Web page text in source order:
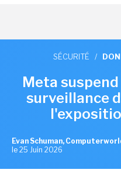
SÉCURITÉ /
Meta
surveillance
Evan Schuman,
le 25 Juin 2026